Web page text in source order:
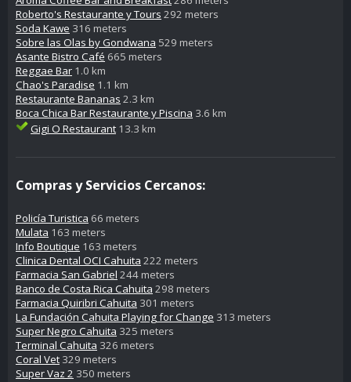
Roberto's Restaurante y Tours 292 meters
Soda Kawe 316 meters
Sobre las Olas by Gondwana 529 meters
Asante Bistro Café 665 meters
Reggae Bar 1.0 km
Chao's Paradise 1.1 km
Restaurante Bananas 2.3 km
Boca Chica Bar Restaurante y Piscina 3.6 km
Gigi O Restaurant 13.3 km
Compras y Servicios Cercanos:
Policía Turistica 66 meters
Mulata 163 meters
Info Boutique 163 meters
Clinica Dental OCI Cahuita 222 meters
Farmacia San Gabriel 244 meters
Banco de Costa Rica Cahuita 298 meters
Farmacia Quiribri Cahuita 301 meters
La Fundación Cahuita Playing for Change 313 meters
Super Negro Cahuita 325 meters
Terminal Cahuita 326 meters
Coral Vet 329 meters
Super Vaz 2 350 meters